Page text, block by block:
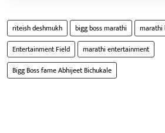
riteish deshmukh bigg boss marathi
marathi
Entertainment Field
marathi entertainment
Bigg Boss fame Abhijeet Bichukale